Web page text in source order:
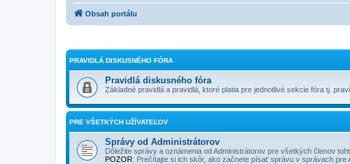
Obsah portálu
PRAVIDLÁ DISKUSNÉHO FÓRA
Pravidlá diskusného fóra
Základné pravidlá a pravidlá, ktoré platia pre jednotlivé sekcie fóra tj.
PRE VŠETKÝCH UŽÍVATEĽOV
Správy od Administrátorov
Dôležite správy a oznámenia od Administrátorov pre všetkých členov
POZOR: Prečí­tajte si ich skôr, ako začnete písať správu v správach pre